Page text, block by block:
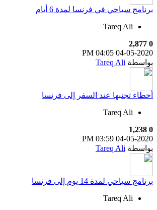
برنامج سياحي في فرنسا لمدة 6 أيام
Tareq Ali
0
2,877
04-05-2020
04:05 PM
بواسطة Tareq Ali
أخطاء تجنبها عند السفر إلى فرنسا
Tareq Ali
0
1,238
04-05-2020
03:59 PM
بواسطة Tareq Ali
برنامج سياحي لمدة 14 يوم إلى فرنسا
Tareq Ali